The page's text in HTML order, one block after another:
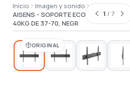
Inicio Imagen y sonido
Tv
AISENS - SOPORTE ECO ULTRA
40KG DE 37-70, NEGR
ORIGINAL
1 / 7